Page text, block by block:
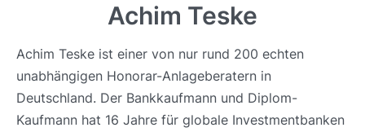
Achim Teske
Achim Teske ist einer von nur rund 200 echten
unabhängigen Honorar-Anlageberatern in
Deutschland. Der Bankkaufmann und Diplom-
Kaufmann hat 16 Jahre für globale Investmentbanken